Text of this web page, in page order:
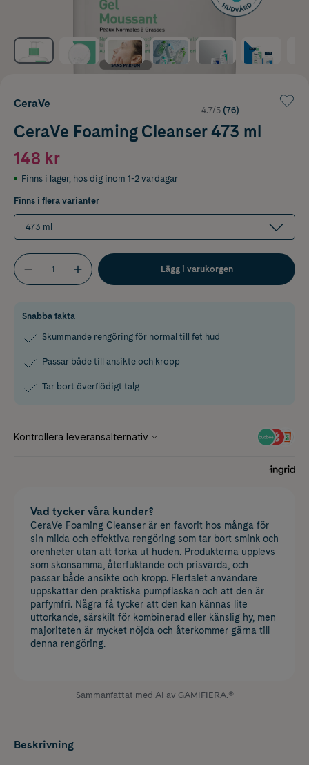
CeraVe
4.7/5 (76)
CeraVe Foaming Cleanser 473 ml
148 kr
Finns i lager, hos dig inom 1-2 vardagar
Finns i flera varianter
473 ml
Lägg i varukorgen
Snabba fakta
Skummande rengöring för normal till fet hud
Passar både till ansikte och kropp
Tar bort överflödigt talg
Vad tycker våra kunder?
CeraVe Foaming Cleanser är en favorit hos många för
sin milda och effektiva rengöring som tar bort smink och
orenheter utan att torka ut huden. Produkterna upplevs
som skonsamma, återfuktande och prisvärda, och
passar både ansikte och kropp. Flertalet användare
uppskattar den praktiska pumpflaskan och att den är
parfymfri. Några få tycker att den kan kännas lite
uttorkande, särskilt för kombinerad eller känslig hy, men
majoriteten är mycket nöjda och återkommer gärna till
denna rengöring.
Sammanfattat med AI av GAMIFIERA.®
Beskrivning